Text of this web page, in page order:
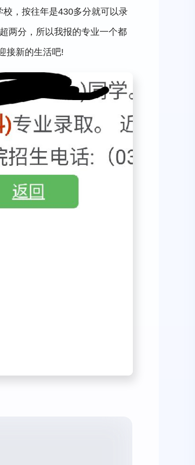
，按往年是430多分就可以录
两分，所以我报的专业一个都
接新的生活吧!